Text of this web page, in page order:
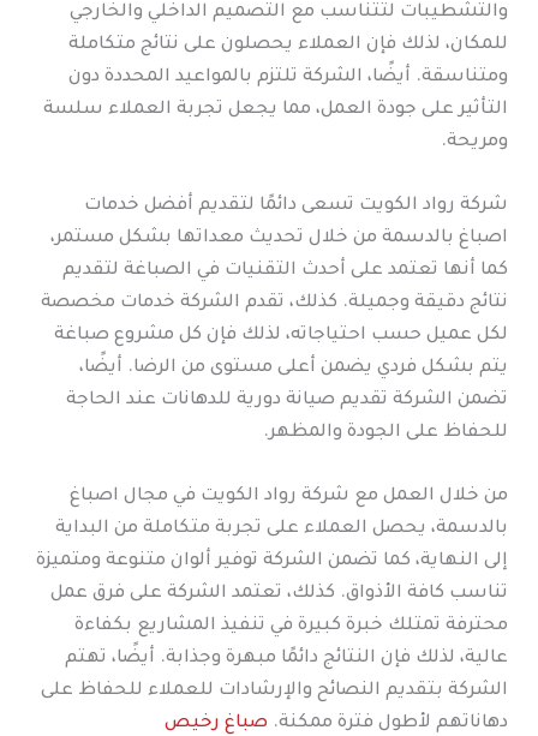
والتشطيبات لتتناسب مع التصميم الداخلي والخارجي
للمكان، لذلك فإن العملاء يحصلون على نتائج متكاملة
ومتناسقة. أيضًا، الشركة تلتزم بالمواعيد المحددة دون
التأثير على جودة العمل، مما يجعل تجربة العملاء سلسة
ومريحة.
شركة رواد الكويت تسعى دائمًا لتقديم أفضل خدمات
اصباغ بالدسمة من خلال تحديث معداتها بشكل مستمر،
كما أنها تعتمد على أحدث التقنيات في الصباغة لتقديم
نتائج دقيقة وجميلة. كذلك، تقدم الشركة خدمات مخصصة
لكل عميل حسب احتياجاته، لذلك فإن كل مشروع صباغة
يتم بشكل فردي يضمن أعلى مستوى من الرضا. أيضًا،
تضمن الشركة تقديم صيانة دورية للدهانات عند الحاجة
للحفاظ على الجودة والمظهر.
من خلال العمل مع شركة رواد الكويت في مجال اصباغ
بالدسمة، يحصل العملاء على تجربة متكاملة من البداية
إلى النهاية، كما تضمن الشركة توفير ألوان متنوعة ومتميزة
تناسب كافة الأذواق. كذلك، تعتمد الشركة على فرق عمل
محترفة تمتلك خبرة كبيرة في تنفيذ المشاريع بكفاءة
عالية، لذلك فإن النتائج دائمًا مبهرة وجذابة. أيضًا، تهتم
الشركة بتقديم النصائح والإرشادات للعملاء للحفاظ على
دهاناتهم لأطول فترة ممكنة. صباغ رخيص